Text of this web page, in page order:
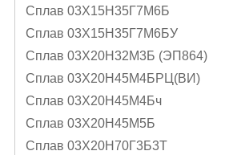
Сплав 03Х15Н35Г7М6Б
Сплав 03Х15Н35Г7М6БУ
Сплав 03Х20Н32М3Б (ЭП864)
Сплав 03Х20Н45М4БРЦ(ВИ)
Сплав 03Х20Н45М4Бч
Сплав 03Х20Н45М5Б
Сплав 03Х20Н70Г3Б3Т